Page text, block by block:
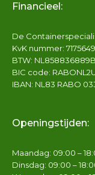
Financieel:
De
KvK nummer:
BTW:
BIC code:
IBAN: NL83 RABO
Openingstijden:
Maandag: 09:00 –
Dinsdag: 09:00 –